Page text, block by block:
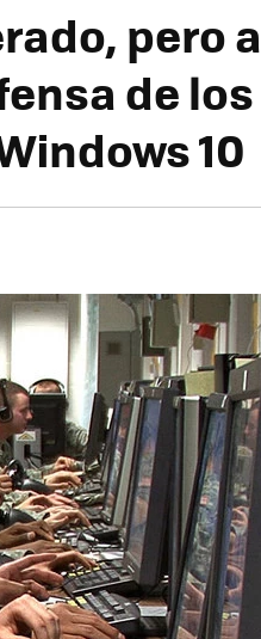
pero a
de los
10